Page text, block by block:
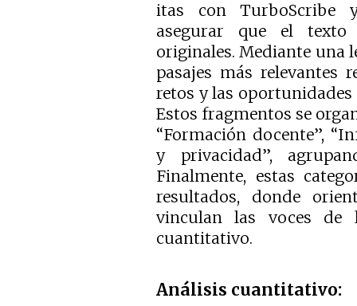
itas con TurboScribe
asegurar que el texto
originales. Mediante una
pasajes más relevantes
retos y las oportunidades
Estos fragmentos se
“Formación docente”,
y privacidad”,
Finalmente, estas
resultados, donde
vinculan las voces de
cuantitativo.
Análisis cuantitativo: